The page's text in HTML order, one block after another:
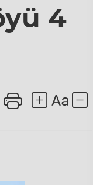
4